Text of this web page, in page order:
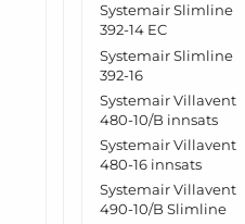
Systemair Slimline
392-14 EC
Systemair Slimline
392-16
Systemair Villavent
480-10/B innsats
Systemair Villavent
480-16 innsats
Systemair Villavent
490-10/B Slimline